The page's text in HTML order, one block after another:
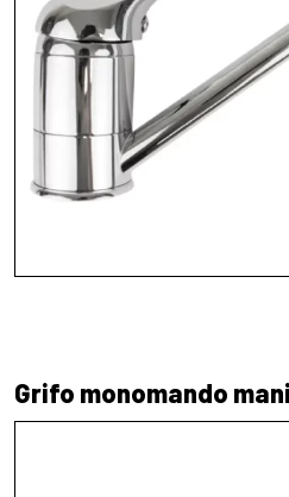
Grifo monomando